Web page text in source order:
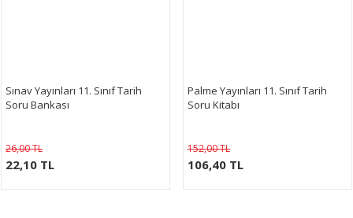
Sınav Yayınları 11. Sınıf Tarih
Soru Bankası
26,00 TL
22,10 TL
Palme Yayınları 11. Sınıf Tarih
Soru Kitabı
152,00 TL
106,40 TL